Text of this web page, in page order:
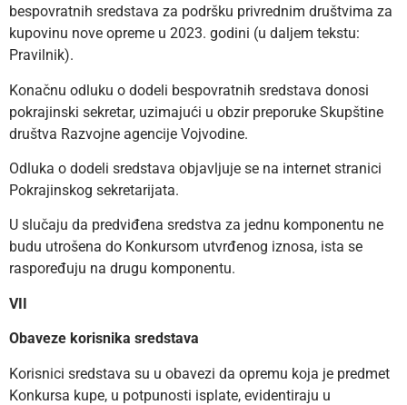
bespovratnih sredstava za podršku privrednim društvima za
kupovinu nove opreme u 2023. godini (u daljem tekstu:
Pravilnik).
Konačnu odluku o dodeli bespovratnih sredstava donosi
pokrajinski sekretar, uzimajući u obzir preporuke Skupštine
društva Razvojne agencije Vojvodine.
Odluka o dodeli sredstava objavljuje se na internet stranici
Pokrajinskog sekretarijata.
U slučaju da predviđena sredstva za jednu komponentu ne
budu utrošena do Konkursom utvrđenog iznosa, ista se
raspoređuju na drugu komponentu.
VII
Obaveze korisnika sredstava
Korisnici sredstava su u obavezi da opremu koja je predmet
Konkursa kupe, u potpunosti isplate, evidentiraju u